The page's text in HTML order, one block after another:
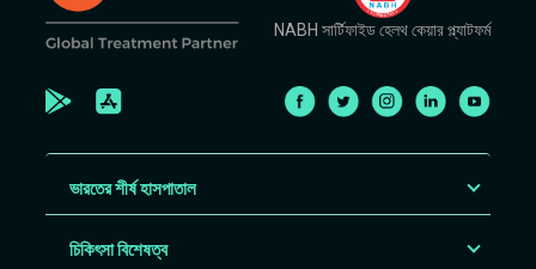
NABH সার্টিফাইড হেলথ কেয়ার প্ল্যাটফর্ম
ভারতের শীর্ষ হাসপাতাল
চিকিৎসা বিশেষত্ব